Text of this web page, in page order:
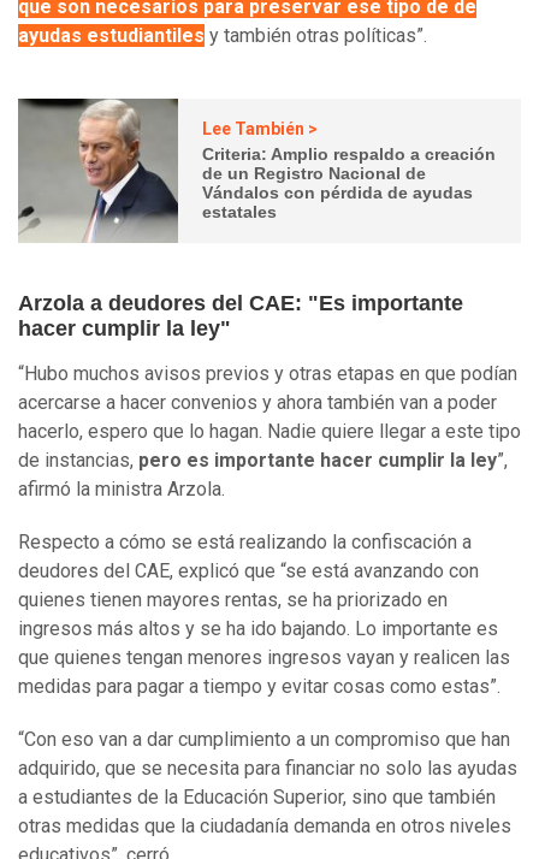
que son necesarios para preservar ese tipo de de
ayudas estudiantiles y también otras políticas”.
Lee También >
Criteria: Amplio respaldo a creación
de un Registro Nacional de
Vándalos con pérdida de ayudas
estatales
Arzola a deudores del CAE: "Es importante
hacer cumplir la ley"
“Hubo muchos avisos previos y otras etapas en que podían
acercarse a hacer convenios y ahora también van a poder
hacerlo, espero que lo hagan. Nadie quiere llegar a este tipo
de instancias, pero es importante hacer cumplir la ley”,
afirmó la ministra Arzola.
Respecto a cómo se está realizando la confiscación a
deudores del CAE, explicó que “se está avanzando con
quienes tienen mayores rentas, se ha priorizado en
ingresos más altos y se ha ido bajando. Lo importante es
que quienes tengan menores ingresos vayan y realicen las
medidas para pagar a tiempo y evitar cosas como estas”.
“Con eso van a dar cumplimiento a un compromiso que han
adquirido, que se necesita para financiar no solo las ayudas
a estudiantes de la Educación Superior, sino que también
otras medidas que la ciudadanía demanda en otros niveles